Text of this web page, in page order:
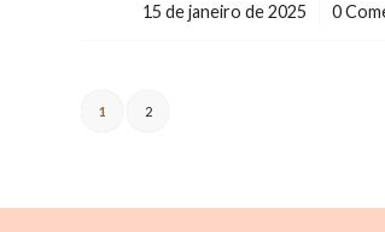
15 de janeiro de 2025
/ 0
1 2